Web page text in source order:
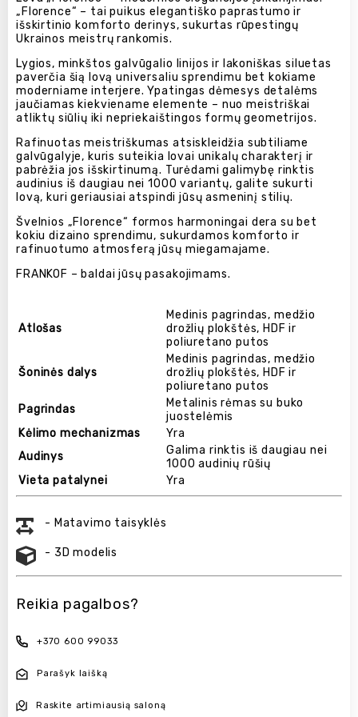
„Florence“ – tai puikus elegantiško paprastumo ir
išskirtinio komforto derinys, sukurtas rūpestingų
Ukrainos meistrų rankomis.
Lygios, minkštos galvūgalio linijos ir lakoniškas siluetas
paverčia šią lovą universaliu sprendimu bet kokiame
moderniame interjere. Ypatingas dėmesys detalėms
jaučiamas kiekviename elemente – nuo meistriškai
atliktų siūlių iki nepriekaištingos formų geometrijos.
Rafinuotas meistriškumas atsiskleidžia subtiliame
galvūgalyje, kuris suteikia lovai unikalų charakterį ir
pabrėžia jos išskirtinumą. Turėdami galimybę rinktis
audinius iš daugiau nei 1000 variantų, galite sukurti
lovą, kuri geriausiai atspindi jūsų asmeninį stilių.
Švelnios „Florence“ formos harmoningai dera su bet
kokiu dizaino sprendimu, sukurdamos komforto ir
rafinuotumo atmosferą jūsų miegamajame.
FRANKOF – baldai jūsų pasakojimams.
Atlošas
Medinis pagrindas, medžio
drožlių plokštės, HDF ir
poliuretano putos
Šoninės dalys
Medinis pagrindas, medžio
drožlių plokštės, HDF ir
poliuretano putos
Pagrindas
Metalinis rėmas su buko
juostelėmis
Kėlimo mechanizmas
Yra
Audinys
Galima rinktis iš daugiau nei
1000 audinių rūšių
Vieta patalynei
Yra
- Matavimo taisyklės
- 3D modelis
Reikia pagalbos?
+370 600 99033
Parašyk laišką
Raskite artimiausią saloną